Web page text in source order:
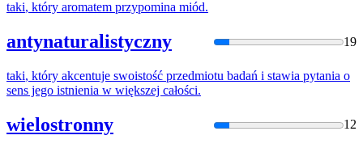
taki, który aromatem przypomina miód.
antynaturalistyczny 19
taki, który akcentuje swoistość przedmiotu badań i stawia pytania o
sens jego istnienia w większej całości.
wielostronny 12